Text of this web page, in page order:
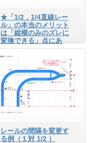
★「1/2，1/4直線レー
ル」の本当のメリット
は「縦横のみのズレに
変換できる」点にあ
る！
レールの間隔を変更す
る例（１対 1/2 ）